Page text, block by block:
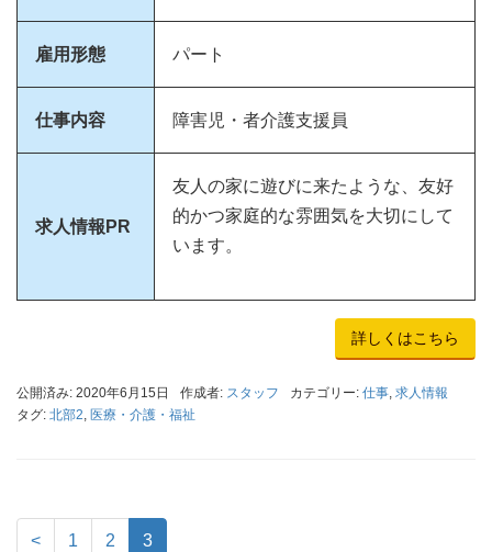
雇用形態 パート
仕事内容 障害児・者介護支援員
求人情報PR
友人の家に遊びに来たような、友好
的かつ家庭的な雰囲気を大切にして
います。
詳しくはこちら
公開済み: 2020年6月15日 作成者: スタッフ カテゴリー: 仕事, 求人情報
タグ: 北部2, 医療・介護・福祉
< 1 2 3